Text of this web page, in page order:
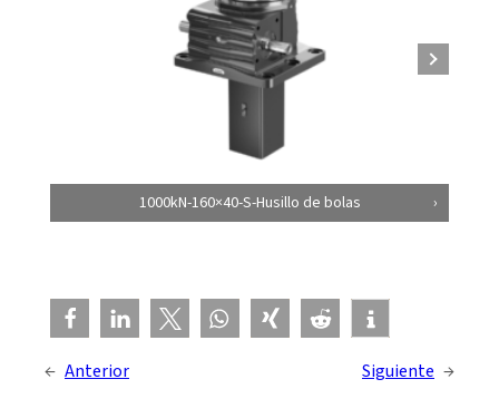
1000kN-160×40-S-Husillo de bolas
← Anterior Siguiente →